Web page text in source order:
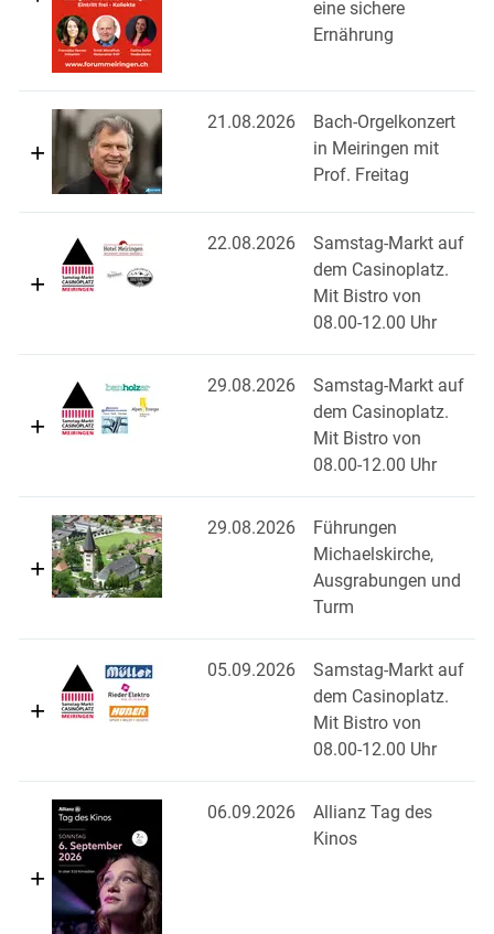
eine sichere
Ernährung
21.08.2026
Bach-Orgelkonzert
in Meiringen mit
Prof. Freitag
22.08.2026
Samstag-Markt auf
dem Casinoplatz.
Mit Bistro von
08.00-12.00 Uhr
29.08.2026
Samstag-Markt auf
dem Casinoplatz.
Mit Bistro von
08.00-12.00 Uhr
29.08.2026
Führungen
Michaelskirche,
Ausgrabungen und
Turm
05.09.2026
Samstag-Markt auf
dem Casinoplatz.
Mit Bistro von
08.00-12.00 Uhr
06.09.2026
Allianz Tag des
Kinos